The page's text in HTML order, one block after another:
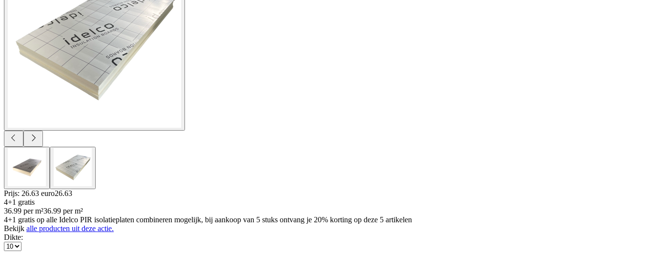
Prijs: 26.63 euro26.63
4+1 gratis
36.99 per m²36.99 per m²
4+1 gratis op alle Idelco PIR isolatieplaten combineren mogelijk, bij aankoop van 5 stuks ontvang je 20% korting op deze 5 artikelen
Bekijk alle producten uit deze actie.
Dikte: